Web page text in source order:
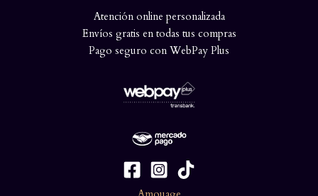
Atención online personalizada
Envíos gratis en todas tus compras
Pago seguro con WebPay Plus